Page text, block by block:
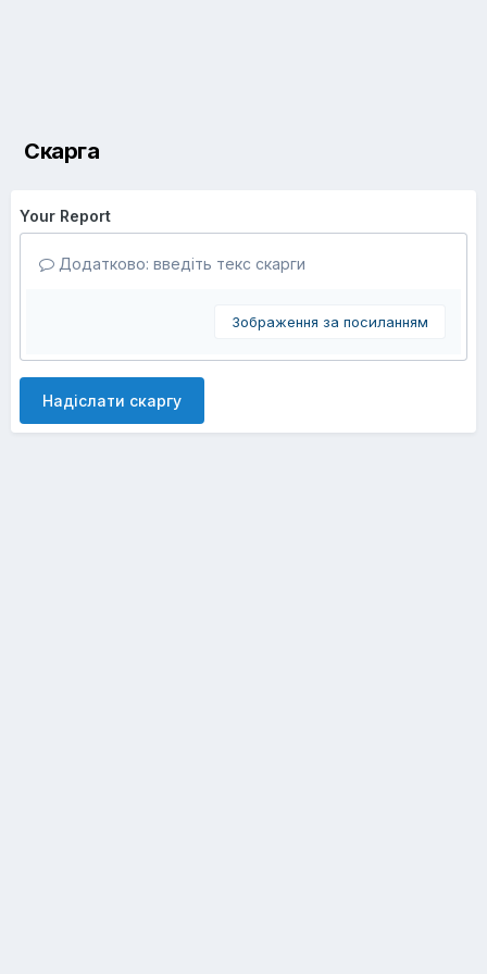
Скарга
Your Report
Додатково: введіть текс скарги
Зображення за посиланням
Надіслати скаргу